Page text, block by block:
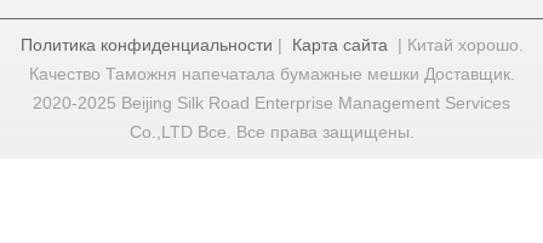
Политика конфиденциальности | Карта сайта | Китай хорошо.
Качество Таможня напечатала бумажные мешки Доставщик.
2020-2025 Beijing Silk Road Enterprise Management Services
Co.,LTD Все. Все права защищены.